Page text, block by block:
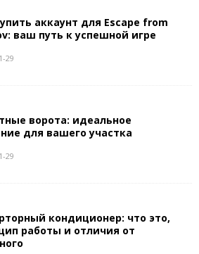
аккаунт для Escape from
ваш путь к успешной игре
29
ворота: идеальное
для вашего участка
29
кондиционер: что это,
работы и отличия от